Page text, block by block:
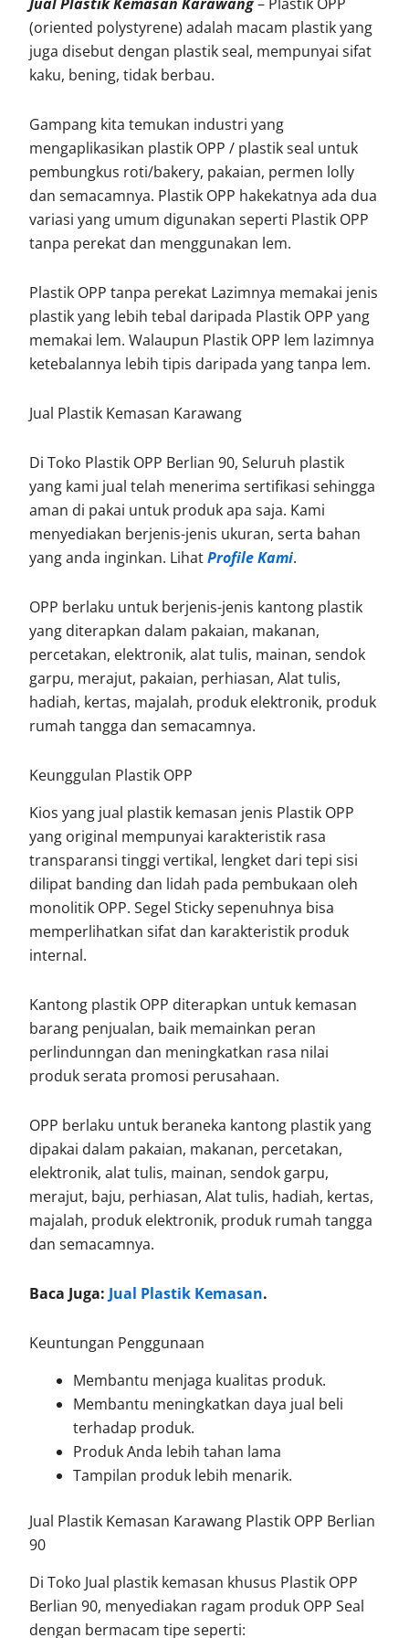
(oriented polystyrene) adalah macam plastik yang
juga disebut dengan plastik seal, mempunyai sifat
kaku, bening, tidak berbau.
Gampang kita temukan industri yang
mengaplikasikan plastik OPP / plastik seal untuk
pembungkus roti/bakery, pakaian, permen lolly
dan semacamnya. Plastik OPP hakekatnya ada dua
variasi yang umum digunakan seperti Plastik OPP
tanpa perekat dan menggunakan lem.
Plastik OPP tanpa perekat Lazimnya memakai jenis
plastik yang lebih tebal daripada Plastik OPP yang
memakai lem. Walaupun Plastik OPP lem lazimnya
ketebalannya lebih tipis daripada yang tanpa lem.
Jual Plastik Kemasan Karawang
Di Toko Plastik OPP Berlian 90, Seluruh plastik
yang kami jual telah menerima sertifikasi sehingga
aman di pakai untuk produk apa saja. Kami
menyediakan berjenis-jenis ukuran, serta bahan
yang anda inginkan. LihatProfile Kami.
OPP berlaku untuk berjenis-jenis kantong plastik
yang diterapkan dalam pakaian, makanan,
percetakan, elektronik, alat tulis, mainan, sendok
garpu, merajut, pakaian, perhiasan, Alat tulis,
hadiah, kertas, majalah, produk elektronik, produk
rumah tangga dan semacamnya.
Keunggulan Plastik OPP
Kios yang jual plastik kemasan jenis Plastik OPP
yang original mempunyai karakteristik rasa
transparansi tinggi vertikal, lengket dari tepi sisi
dilipat banding dan lidah pada pembukaan oleh
monolitik OPP. Segel Sticky sepenuhnya bisa
memperlihatkan sifat dan karakteristik produk
internal.
Kantong plastik OPP diterapkan untuk kemasan
barang penjualan, baik memainkan peran
perlindunngan dan meningkatkan rasa nilai
produk serata promosi perusahaan.
OPP berlaku untuk beraneka kantong plastik yang
dipakai dalam pakaian, makanan, percetakan,
elektronik, alat tulis, mainan, sendok garpu,
merajut, baju, perhiasan, Alat tulis, hadiah, kertas,
majalah, produk elektronik, produk rumah tangga
dan semacamnya.
Baca Juga: Jual Plastik Kemasan.
Keuntungan Penggunaan
Membantu menjaga kualitas produk.
Membantu meningkatkan daya jual beli
terhadap produk.
Produk Anda lebih tahan lama
Tampilan produk lebih menarik.
Jual Plastik Kemasan Karawang Plastik OPP Berlian
90
Di Toko Jual plastik kemasan khusus Plastik OPP
Berlian 90, menyediakan ragam produk OPP Seal
dengan bermacam tipe seperti: